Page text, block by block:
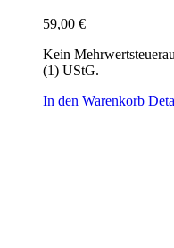
59,00 €
Kein
(1) UStG.
In den Warenkorb